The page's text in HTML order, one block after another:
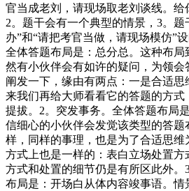
官当成老刘，请现场取老刘谈线。给
2。题干会有一个典型的情景，3。题
办”和“请把考官当做，请现场模仿”
全体答题布局是：总分总。这种布
然有小伙伴会有如许的疑问，为领
阐发一下，缘由有两点：一是合适
来我们再给大师看看它的答题的方
提拔。2。突发事务。全体答题布局
信细心的小伙伴会发觉该类型的答题
样，同样的事理，也是为了合适思
方式上也是一样的：表白立场处置
方式和处置的细节仍是有所区此外。
布局是：开场白从体内容竣事语。情